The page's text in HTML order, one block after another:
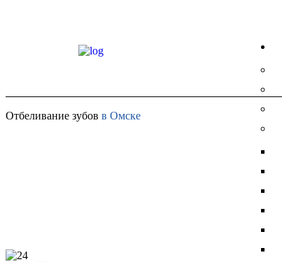
Отбеливание зубов в Омске